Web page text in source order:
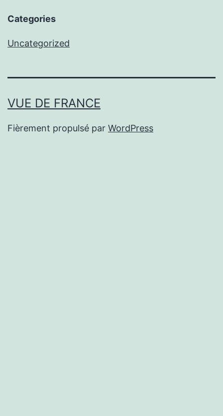
Categories
Uncategorized
VUE DE FRANCE
Fièrement propulsé par WordPress